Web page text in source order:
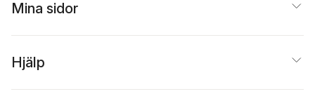
Mina sidor
Hjälp